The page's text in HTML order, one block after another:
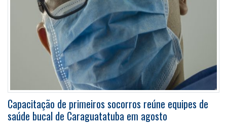
Capacitação de primeiros socorros reúne equipes de
saúde bucal de Caraguatatuba em agosto